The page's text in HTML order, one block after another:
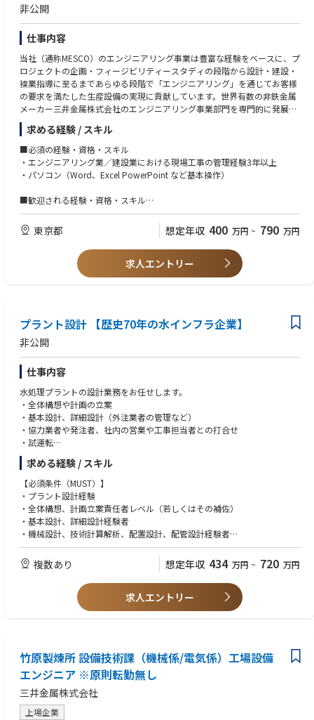
非公開
仕事内容
当社（通称MESCO）のエンジニアリング事業は豊富な経験をベースに、プ
ロジェクトの企画・フィージビリティースタディの段階から設計・建設・
操業指導に⾄るまであらゆる段階で「エンジニアリング」を通じてお客様
の要求を満たした⽣産設備の実現に貢献しています。世界有数の⾮鉄⾦属
メーカー三井⾦属株式会社のエンジニアリング事業部⾨を専⾨的に発展さ
せるべく1964 年に設⽴されて以来、専業エンジニアリング会社として⾮
鉄⾦属選鉱・製錬プラントをはじめ⾦属加⼯、建材、化成品製造など各種
産業プラントを⼿掛けてまいりました。その豊富な実績と卓越した技術
は、国内はもとより海外、特に⾮鉄製錬プラントエンジニアリング分野に
おいて、「⽇本にMESCO あり」と極めて⾼い評価を得ています。
導、アフターサービスまで一貫したマネジメントを行っています。
いわゆる非鉄金属を製錬（鉱石から金属を取り出すこと）するプラント、
非鉄金属をリサイクルするプラント、非鉄金属の加工品を製造するプラン
トなどがあります。私たちのエンジニアリング技術によって、PCや携帯電
話の基板、自動車の電池・触媒などが製造されており、社会インフラや
人々の生活を支える大事な仕事を担っています。
管理を⾏い、各部⾨を⽀援すること。
・業務︓安全環境品質の実⾏把握・指導・教育（主業務）。現場の⼯事が
安全に、確実に、効率よく準備、遂⾏ができるように既存のルール、仕組
みなどを⾒直し、提案・実⾏（改善）・確認
・配置技術者（監理技術者、主任技術者、実務経験）の適正配置に関する
⽀援
・経営指標の実績・情報の集約/技術開発戦略の企画・⽴案/知的財産戦略
の企画・⽴案
・社内規程、標準書、様式など制定・改定
・原則、本社勤務となりますが、外勤・国内外出張の場合もあります。①
出張期間︓1 ⽇〜数⽇（2〜3 ⽇）/回 ② 出張頻度︓⽉１〜２回程度
③ 出張先
遂⾏中の⼯事現場
海外︓ヨーロッパ、アメリカ、東南アジア（海外出張は、企画管理部とし
て⾏くことはほとんどありませんが、可能性はあります。）
【担当業務内容】
■安全品質環境担当の主任⼜は副主任ポジションとして、以下業務をお任
せいたします。
・安全環境品質の実⾏把握・指導・教育（主業務）：現場の⼯事が安全
どを⾒直し、提案・実⾏（改善）・確認 ※現場の範囲︓エンジニアリン
グ事業部（本社、⽀店）で遂⾏する現場
・既存社員への教育︓エンジニアリング事業部（本社・⽀店）の社員に対
ミーティングに参加し、プロジェクト進⾏計画の妥当性などのチェックを
⾏い、必要に応じ、現場巡視も実施します。不適合発⽣時は、事務局とし
て改善に⼊り、社内規程類の修正等も⾏います。
・配置技術者（監理技術者、主任技術者、実務経験者）の適正配置に関す
る⽀援。案件毎に適正な配置技術者を配置しているのか確認。配置技術者
（施⼯管理資格を含む）へ向けた各社員の実務経験の記録の確認、助⾔指
求める経験 / スキル
■必須の経験・資格・スキル
・エンジニアリング業／建設業における現場工事の管理経験3年以上
・パソコン（Word、Excel PowerPoint など基本操作）
■歓迎される経験・資格・スキル
・技術系（機械、電気、土木、建築など）学部・学科の方、歓迎
・建設業出身者は歓迎。
・エンジニアリング業／建設業における安全関連法令知識
※入社時点で法令知識を有していなくても問題ございません。入社後のス
キルアップとして、社内外への研修・講習会への参加、及び資格取得のた
めの講習会参加などがあります。
・コミュニケーション能⼒のある⽅（社内外の意⾒、情報を引き出せる）
・現場等に対して、論理性をもって説明・説得できる⽅
・問題の原因を⾒極めるための観察⼒、問題を改善して今後の業務改善に
つなげていく追究⼒のある⽅
・これまでの経験や知識がないことに対しても、⾃分なりに仮説を⽴て、
PDCA サイクルを回していける⽅
・⾃分の考え⽅を持って⾏動できる⽅
（既存のルールに則り、定型業務しか⾏ったことがない⽅はＮＧ）
東京都 想定年収 400 万円 ~ 790 万円
求人エントリー
プラント設計 【歴史70年の水インフラ企業】
非公開
仕事内容
水処理プラントの設計業務をお任せします。
・全体構想や計画の立案
・基本設計、詳細設計（外注業者の管理など）
・協力業者や発注者、社内の営業や工事担当者との打合せ
・試運転
※電気・計装設計/機械設計/技術計算解析/配置設計/配管設計/管路設計な
どの中から、適性に応じていずれかのチームの一員としてご担当頂きま
す。
※公共工事（元請け）が9割以上
求める経験 / スキル
【必須条件（MUST）】
・プラント設計経験
・全体構想、計画立案責任者レベル（若しくはその補佐）
・基本設計、詳細設計経験者
・機械設計、技術計算解析、配置設計、配管設計経験者
・AutoCAD経験者
【歓迎条件（WANT）】
複数あり 想定年収 434 万円 ~ 720 万円
求人エントリー
竹原製煉所 設備技術課（機械係/電気係）工場設備
エンジニア ※原則転勤無し
三井金属株式会社
上場企業